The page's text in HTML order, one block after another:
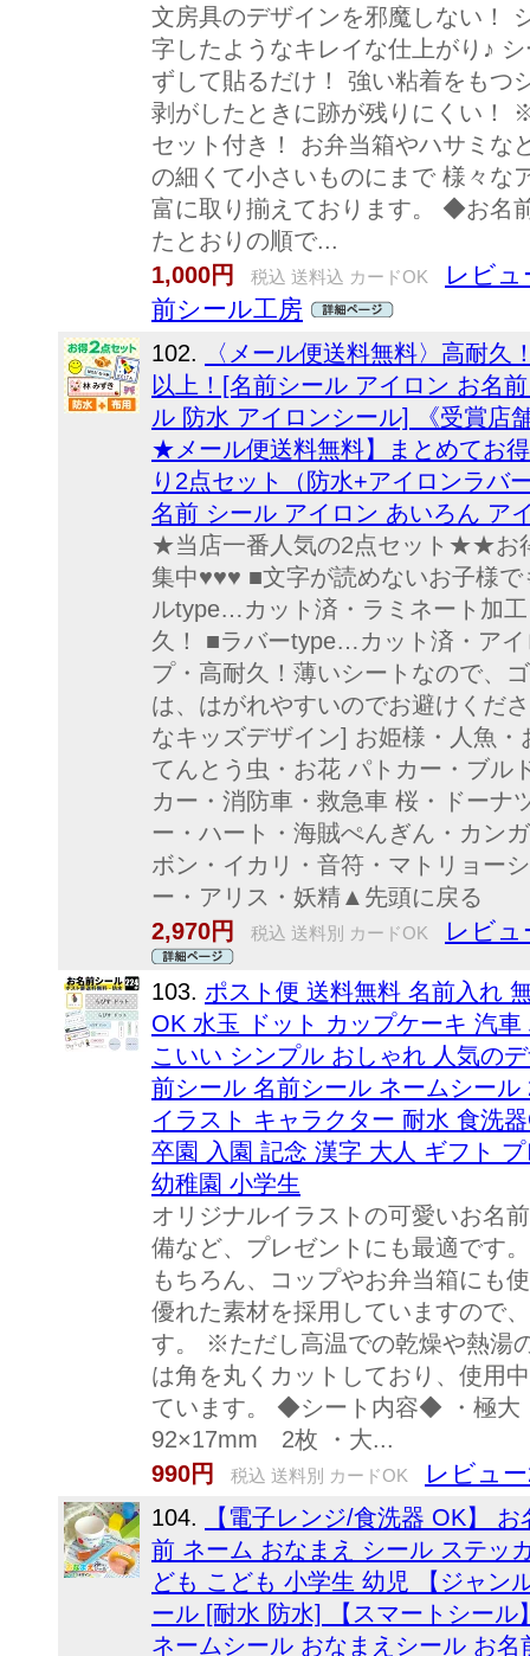
文房具のデザインを邪魔しない！
字したようなキレイな仕上がり♪
ずして貼るだけ！ 強い粘着をもつ
剥がしたときに跡が残りにくい！
セット付き！ お弁当箱やハサミな
の細くて小さいものにまで 様々な
富に取り揃えております。 ◆お名
たとおりの順で...
1,000円
税込 送料込 カードOK
レビュ
前シール工房
102.
〈メール便送料無料〉高耐
以上！[名前シール アイロン お名
ル 防水 アイロンシール] 《受賞店
★メール便送料無料】まとめてお
り2点セット（防水+アイロンラバ
名前 シール アイロン あいろん ア
★当店一番人気の2点セット★★お
集中♥♥♥ ■文字が読めないお子様
ルtype…カット済・ラミネート加
久！ ■ラバーtype…カット済・ア
プ・高耐久！薄いシートなので、
は、はがれやすいのでお避けくだ
なキッズデザイン] お姫様・人魚
てんとう虫・お花 パトカー・ブル
カー・消防車・救急車 桜・ドーナ
ー・ハート・海賊ぺんぎん・カン
ボン・イカリ・音符・マトリョー
ー・アリス・妖精▲先頭に戻る
2,970円
税込 送料別 カードOK レビュ
103. ポスト便 送料無料 名前入れ
OK 水玉 ドット カップケーキ 汽
こいい シンプル おしゃれ 人気の
前シール 名前シール ネームシー
イラスト キャラクター 耐水 食洗
卒園 入園 記念 漢字 大人 ギフト
幼稚園 小学生
オリジナルイラストの可愛いお名
備など、プレゼントにも最適です
もちろん、コップやお弁当箱にも
優れた素材を採用していますので
す。 ※ただし高温での乾燥や熱湯
は角を丸くカットしており、使用
ています。 ◆シート内容◆ ・極
92×17mm 2枚 ・大...
990円
税込 送料別 カードOK レビュ
104.
【電子レンジ/食洗器 OK】
前 ネーム おなまえ シール ステッ
ども こども 小学生 幼児 【ジャン
ール [耐水 防水] 【スマートシー
ネームシール おなまえシール お